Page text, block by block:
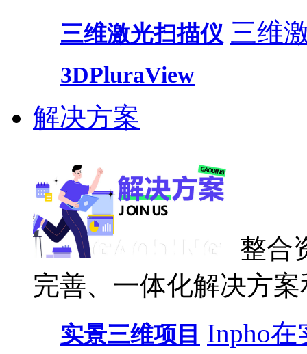
三维激光扫描仪 三维
3DPluraView
解决方案
整合
完善、一体化解决方
实景三维项目 Inpho